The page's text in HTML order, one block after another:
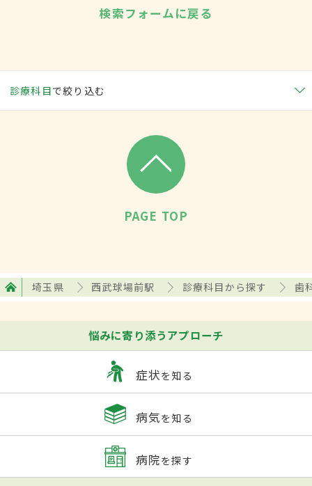
検索フォームに戻る
診療科目で絞り込む
PAGE TOP
埼玉県 西武球場前駅 診療科目から探す 歯
悩みに寄り添うアプローチ
症状を知る
病気を知る
病院を探す